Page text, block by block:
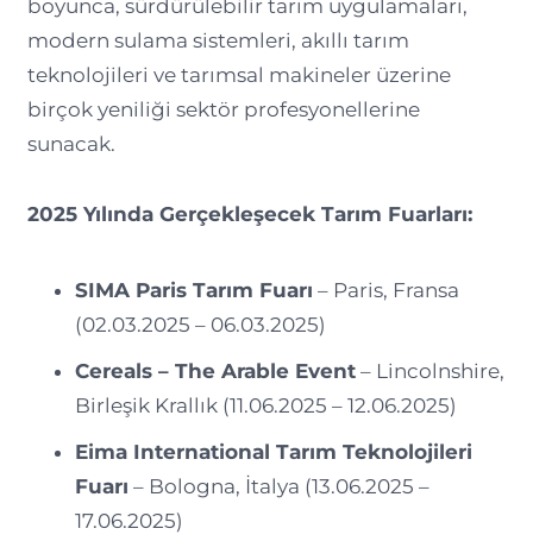
boyunca, sürdürülebilir tarım uygulamaları,
modern sulama sistemleri, akıllı tarım
teknolojileri ve tarımsal makineler üzerine
birçok yeniliği sektör profesyonellerine
sunacak.
2025 Yılında Gerçekleşecek Tarım Fuarları:
SIMA Paris Tarım Fuarı – Paris, Fransa
(02.03.2025 – 06.03.2025)
Cereals – The Arable Event– Lincolnshire,
Birleşik Krallık (11.06.2025 – 12.06.2025)
Eima International Tarım Teknolojileri
Fuarı – Bologna, İtalya (13.06.2025 –
17.06.2025)